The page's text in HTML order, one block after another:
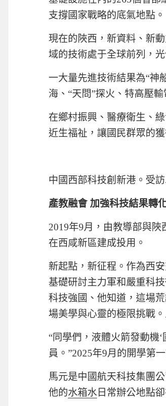
支撐國家戰略的底氣地點。
現在的陜西，新資料、新
域的技術處于全球前列，
一大量先進技術結果為“神
海、“天問”探火、特高壓
在鄉村振興、醫療衛生、
近生福祉，讓國民群眾的
中國西部科技創新港。受
產教融會 加強科技結果轉
2019年9月，由教導部與
在西咸新區建成投用。
新起點，新征程。作為西
基礎研討主力軍和嚴重科
科技強國、他知道，這場
場美學與心靈的極限挑戰
“同學們，液體火箭發動機
員。”2025年9月的開學第
馬元是中國航天科技集團
他的水箱水日常辦公地點